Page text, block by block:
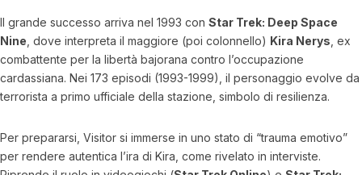
Il grande successo arriva nel 1993 con Star Trek: Deep Space
Nine , dove interpreta il maggiore (poi colonnello) Kira Nerys , ex
combattente per la libertà bajorana contro l’occupazione
cardassiana. Nei 173 episodi (1993-1999), il personaggio evolve da
terrorista a primo ufficiale della stazione, simbolo di resilienza.
Per prepararsi, Visitor si immerse in uno stato di “trauma emotivo”
per rendere autentica l’ira di Kira, come rivelato in interviste.